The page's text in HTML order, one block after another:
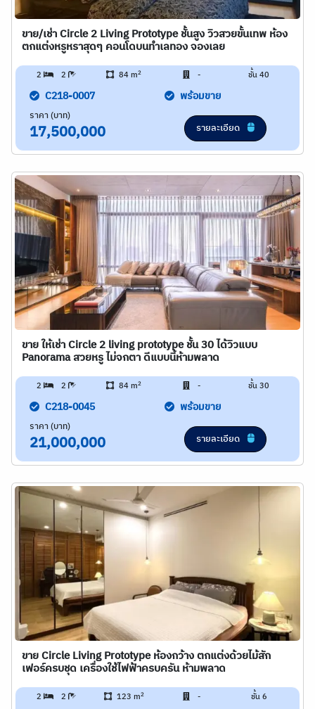
ขาย/เช่า Circle 2 Living Prototype ชั้นสูง วิวสวยขั้นเทพ ห้อง
ตกแต่งหรูหราสุดๆ คอนโดบนทำเลทอง จองเลย
2 2 84 m2 - ชั้น 40
C218-0007 พร้อมขาย
ราคา (บาท)
17,500,000 รายละเอียด
ขาย ให้เช่า Circle 2 living prototype ชั้น 30 ได้วิวแบบ
Panorama สวยหรู ไม่จกตา ดีแบบนี้ห้ามพลาด
2 2 84 m2 - ชั้น 30
C218-0045 พร้อมขาย
ราคา (บาท)
21,000,000 รายละเอียด
ขาย Circle Living Prototype ห้องกว้าง ตกแต่งด้วยไม้สัก
เฟอร์ครบชุด เครื่องใช้ไฟฟ้าครบครัน ห้ามพลาด
2 2 123 m2 - ชั้น 6